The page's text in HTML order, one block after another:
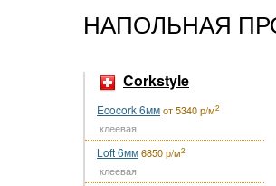
НАПОЛЬНАЯ
Corkstyle
Ecocork 6ммот 5340 р/м2
клеевая
Loft 6мм6850 р/м2
клеевая